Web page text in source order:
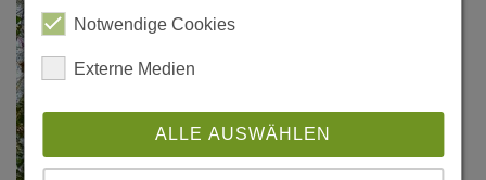
Notwendige Cookies
Externe Medien
ALLE AUSWÄHLEN